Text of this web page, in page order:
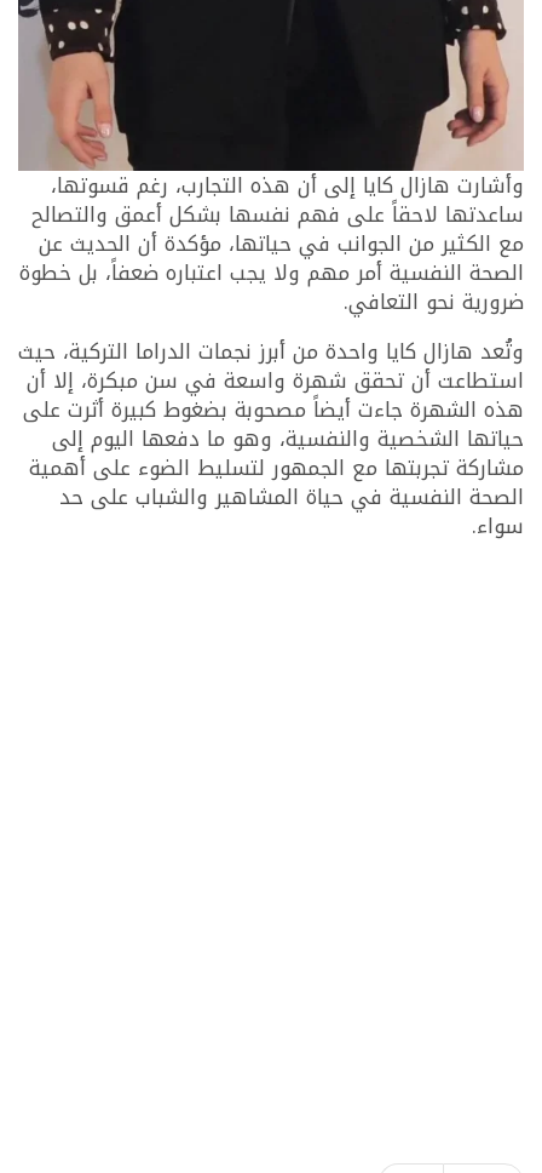
وأشارت هازال كايا إلى أن هذه التجارب، رغم قسوتها،
ساعدتها لاحقاً على فهم نفسها بشكل أعمق والتصالح
مع الكثير من الجوانب في حياتها، مؤكدة أن الحديث عن
الصحة النفسية أمر مهم ولا يجب اعتباره ضعفاً، بل خطوة
ضرورية نحو التعافي.
وتُعد هازال كايا واحدة من أبرز نجمات الدراما التركية، حيث
استطاعت أن تحقق شهرة واسعة في سن مبكرة، إلا أن
هذه الشهرة جاءت أيضاً مصحوبة بضغوط كبيرة أثرت على
حياتها الشخصية والنفسية، وهو ما دفعها اليوم إلى
مشاركة تجربتها مع الجمهور لتسليط الضوء على أهمية
الصحة النفسية في حياة المشاهير والشباب على حد
سواء.